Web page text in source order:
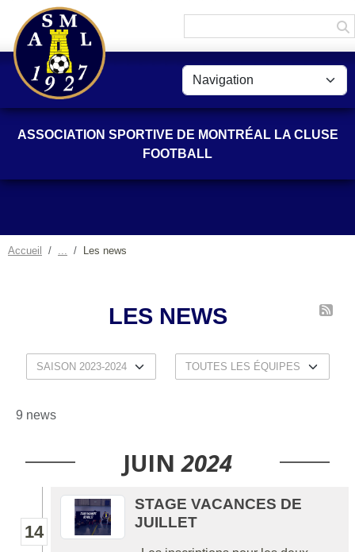
ASSOCIATION SPORTIVE DE MONTRÉAL LA CLUSE
FOOTBALL
Accueil Les news
LES NEWS
9 news
JUIN 2024
14
STAGE VACANCES DE
JUILLET
Panneau de gestion des cookies